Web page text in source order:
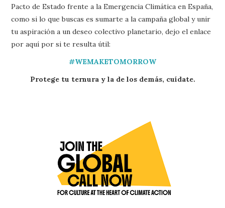
Pacto de Estado frente a la Emergencia Climática en España,
como si lo que buscas es sumarte a la campaña global y unir
tu aspiración a un deseo colectivo planetario, dejo el enlace
por aquí por si te resulta útil:
#WEMAKETOMORROW
Protege tu ternura y la de los demás, cuídate.